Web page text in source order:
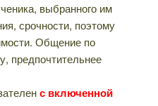
выбранного им
срочности, поэтому
Общение по
предпочтительнее
с включенной